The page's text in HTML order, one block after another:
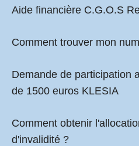
Aide financière C.G.O.S
Comment trouver mon
Demande de participation
de 1500 euros KLESIA
Comment obtenir
d'invalidité ?